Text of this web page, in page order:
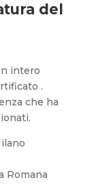
del
intero
.
che ha
Romana